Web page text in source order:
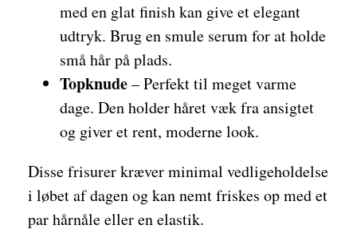
med en glat finish kan give et elegant
udtryk. Brug en smule serum for at holde
små hår på plads.
Topknude– Perfekt til meget varme
dage. Den holder håret væk fra ansigtet
og giver et rent, moderne look.
Disse frisurer kræver minimal vedligeholdelse
i løbet af dagen og kan nemt friskes op med et
par hårnåle eller en elastik.